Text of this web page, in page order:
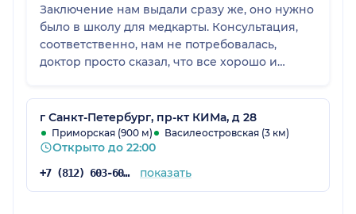
Заключение нам выдали сразу же, оно нужно
было в школу для медкарты. Консультация,
соответственно, нам не потребовалась,
доктор просто сказал, что все хорошо и
быстро, администраторы в клинике были
приветливые. В этом медицинском центре
мы были первый раз, и все удачно.
г Санкт-Петербург, пр-кт КИМа, д 28
Приморская (900 м) Василеостровская (3 км)
Открыто до 22:00
+7 (812) 603-60-42 показать